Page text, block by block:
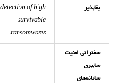
بقاپذیر
detection of high
survivable
ransomwares.
سخنرانی امنیت
سایبری
سامانه‌های